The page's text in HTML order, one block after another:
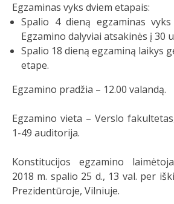
Egzaminas vyks dviem etapais:
Spalio 4 dieną egzaminas
Egzamino dalyviai atsakinės į 30
Spalio 18 dieną egzaminą laikys
etape.
Egzamino pradžia – 12.00 valandą.
Egzamino vieta – Verslo
1-49 auditorija.
Konstitucijos egzamino
2018 m. spalio 25 d., 13 val. per
Prezidentūroje, Vilniuje.